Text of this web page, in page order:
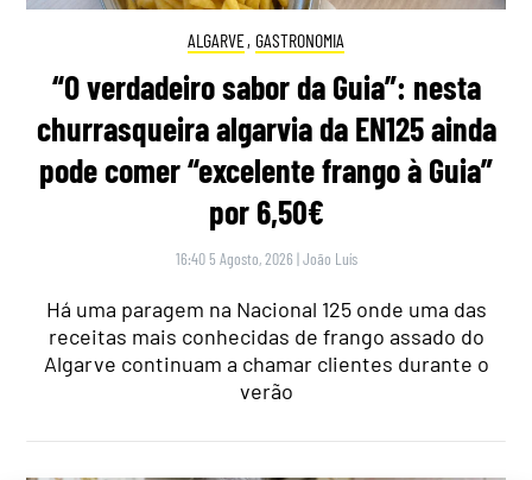
ALGARVE, GASTRONOMIA
“O verdadeiro sabor da Guia”: nesta
churrasqueira algarvia da EN125 ainda
pode comer “excelente frango à Guia”
por 6,50€
16:40 5 Agosto, 2026 |João Luís
Há uma paragem na Nacional 125 onde uma das
receitas mais conhecidas de frango assado do
Algarve continuam a chamar clientes durante o
verão